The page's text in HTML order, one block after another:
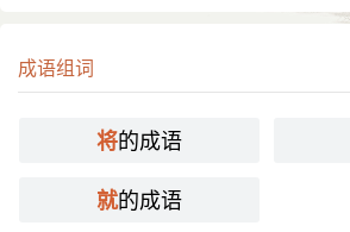
成语组词
将的成语
就的成语